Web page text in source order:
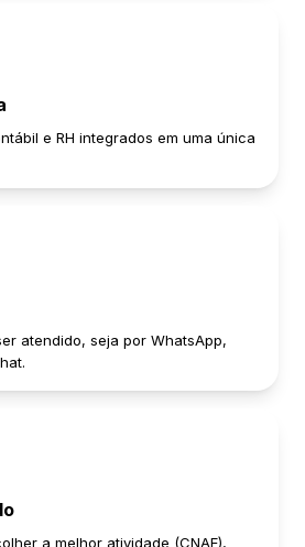
e RH integrados em uma única
atendido, seja por WhatsApp,
a melhor atividade (CNAE),